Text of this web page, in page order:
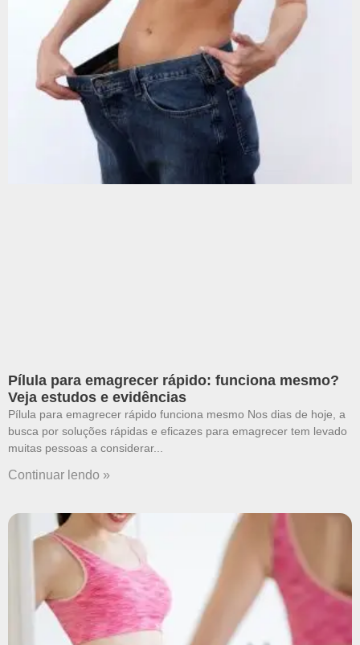
Pílula para emagrecer rápido: funciona mesmo?
Veja estudos e evidências
Pílula para emagrecer rápido funciona mesmo Nos dias de hoje, a
busca por soluções rápidas e eficazes para emagrecer tem levado
muitas pessoas a considerar
Continuar lendo »